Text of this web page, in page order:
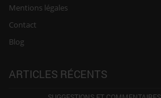
Mentions légales
Contact
Blog
ARTICLES RÉCENTS